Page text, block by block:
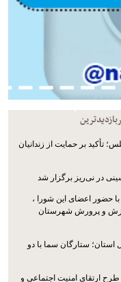
تأکید بر حمایت از زندانیان
در نی‌ریز برگزار شد
حضور اعضای این شورا ،
آموزش و پرورش شهرستان
استان؛ ستارگان سما با دو
ارتقای امنیت اجتماعی و